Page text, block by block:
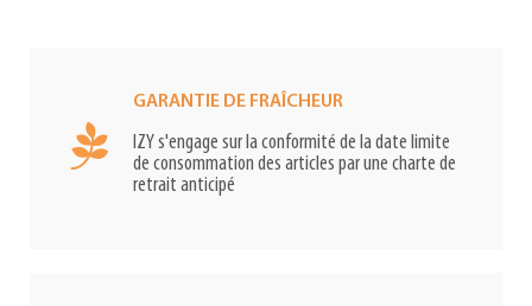
GARANTIE DE FRAÎCHEUR
IZY s'engage sur la conformité de la date limite
de consommation des articles par une charte de
retrait anticipé